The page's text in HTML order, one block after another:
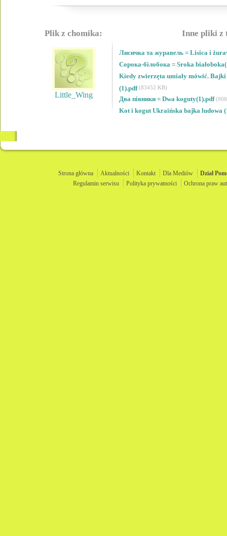
Plik z chomika:
Little_Wing
Inne pliki z
Лисичка та журавель = Lisica i
Сорока-білобока = Sroka
Kiedy zwierzęta umiały mówić.
(1).pdf(83452 KB)
Два півники = Dwa koguty(1).pdf
Kot i kogut Ukraińska bajka ludowa
Strona główna Aktualności Kontakt Dla Mediów Dział
Regulamin serwisu
Polityka prywatności Ochrona praw